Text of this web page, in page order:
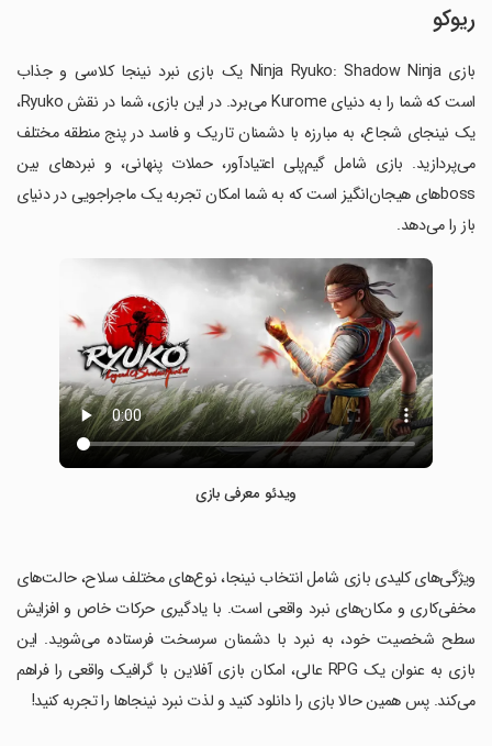
ریوکو
بازی Ninja Ryuko: Shadow Ninja یک بازی نبرد نینجا کلاسی و جذاب
است که شما را به دنیای Kurome می‌برد. در این بازی، شما در نقش Ryuko،
یک نینجای شجاع، به مبارزه با دشمنان تاریک و فاسد در پنج منطقه مختلف
می‌پردازید. بازی شامل گیم‌پلی اعتیادآور، حملات پنهانی، و نبردهای بین
bossهای هیجان‌انگیز است که به شما امکان تجربه یک ماجراجویی در دنیای
باز را می‌دهد.
ویدئو معرفی بازی
‏ویژگی‌های کلیدی بازی شامل انتخاب نینجا، نوع‌های مختلف سلاح، حالت‌های
مخفی‌کاری و مکان‌های نبرد واقعی است. با یادگیری حرکات خاص و افزایش
سطح شخصیت خود، به نبرد با دشمنان سرسخت فرستاده می‌شوید. این
بازی به عنوان یک RPG عالی، امکان بازی آفلاین با گرافیک واقعی را فراهم
می‌کند. پس همین حالا بازی را دانلود کنید و لذت نبرد نینجاها را تجربه کنید!